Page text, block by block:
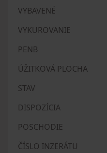
VYBAVENÉ
VYKUROVANIE
PENB
ÚŽITKOVÁ PLOCHA
STAV
DISPOZÍCIA
POSCHODIE
ČÍSLO INZERÁTU